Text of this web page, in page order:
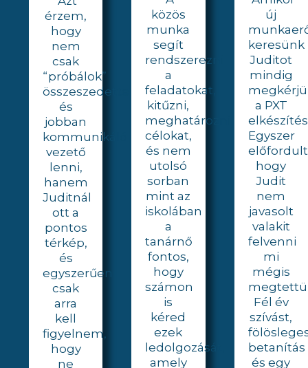
érzem,
hogy
nem
csak
“próbálok”
összeszedettebb
és
jobban
kommunikáló
vezető
lenni,
hanem
Juditnál
ott a
pontos
térkép,
és
egyszerűen
csak
arra
kell
figyelnem,
hogy
ne
közös
munka
segít
rendszerezni
a
feladatokat,
kitűzni,
meghatározni
célokat,
és nem
utolsó
sorban
mint az
iskolában
a
tanárnő
fontos,
hogy
számon
is
kéred
ezek
ledolgozását,
amely
új
keresünk
Juditot
mindig
a PXT
Egyszer
hogy
Judit
nem
javasolt
valakit
felvenni
mi
mégis
Fél év
szívást,
betanítás
és egy